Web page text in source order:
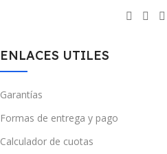
ENLACES UTILES
Garantías
Formas de entrega y pago
Calculador de cuotas